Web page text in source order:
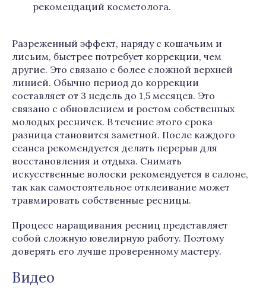
рекомендаций косметолога.
Разреженный эффект, наряду с кошачьим и
лисьим, быстрее потребует коррекции, чем
другие. Это связано с более сложной верхней
линией. Обычно период до коррекции
составляет от 3 недель до 1,5 месяцев. Это
связано с обновлением и ростом собственных
молодых ресничек. В течение этого срока
разница становится заметной. После каждого
сеанса рекомендуется делать перерыв для
восстановления и отдыха. Снимать
искусственные волоски рекомендуется в салоне,
так как самостоятельное отклеивание может
травмировать собственные ресницы.
Процесс наращивания ресниц представляет
собой сложную ювелирную работу. Поэтому
доверять его лучше проверенному мастеру.
Видео